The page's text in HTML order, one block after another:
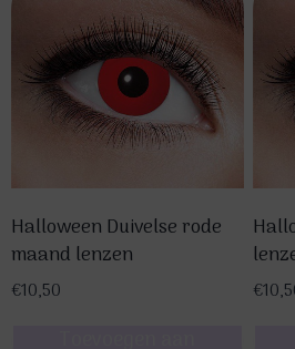
Halloween Duivelse rode
maand lenzen
€10,50 €